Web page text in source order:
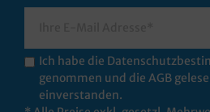
Ich habe die
genommen und die AGB
einverstanden.